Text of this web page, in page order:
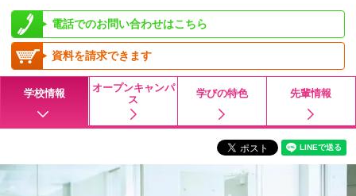
電話でのお問い合わせはこちら
資料を請求できます
学校情報
オープンキャンパ
ス
学びの特色 先輩情報